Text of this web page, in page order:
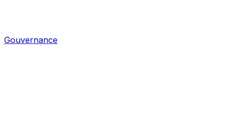
Gouvernance